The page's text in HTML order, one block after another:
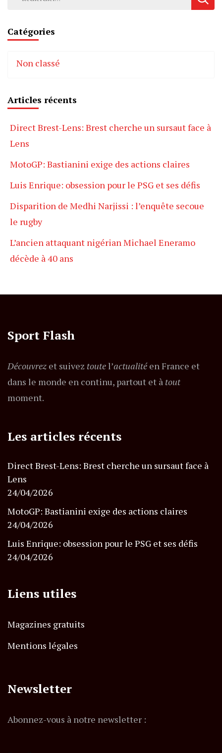
Catégories
Non classé
Articles récents
Direct Brest-Lens: Brest cherche un sursaut face à
Lens
MotoGP: Bastianini exige des actions claires
Luis Enrique: obsession pour le PSG et ses défis
Disparition de Medhi Narjissi : l’enquête secoue
le rugby
L’ancien attaquant nigérian Michael Eneramo
décède à 40 ans
Sport Flash
Découvrez et suivez toutel’actualitéen France et
dans le monde en continu, partout et à tout
moment.
Les articles récents
Direct Brest-Lens: Brest cherche un sursaut face à
Lens
24/04/2026
MotoGP: Bastianini exige des actions claires
24/04/2026
Luis Enrique: obsession pour le PSG et ses défis
24/04/2026
Liens utiles
Magazines gratuits
Mentions légales
Newsletter
Abonnez-vous à notre newsletter :